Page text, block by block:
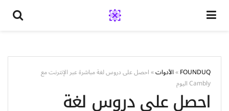
FOUNDUQ
»الأدوات»احصل على دروس لغة مباشرة عبر الإنترنت مع
Cambly اليوم
احصل على دروس لغة